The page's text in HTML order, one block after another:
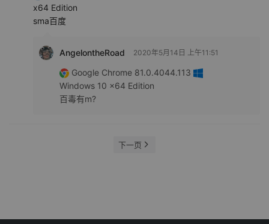
x64 Edition
sma百度
AngelontheRoad 2020年5月14日 上午11:51
Google Chrome 81.0.4044.113
Windows 10 x64 Edition
百毒有m?
下一页